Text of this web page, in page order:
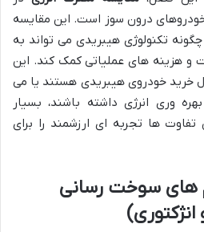
درون سوز است. این مقایسه
تکنولوژی هیبریدی می تواند به
های عملیاتی کمک کند. این
خرید خودروی هیبریدی هستند یا می
وری انرژی داشته باشند، بسیار
ها تجربه ای ارزشمند را برای
سوخت رسانی
انژکتوری)